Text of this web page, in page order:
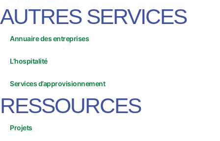
AUTRES SERVICES
Annuaire des entreprises
L’hospitalité
Services d’approvisionnement
RESSOURCES
Projets